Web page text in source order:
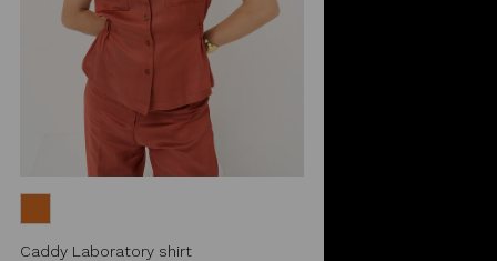
Caddy Laboratory shirt